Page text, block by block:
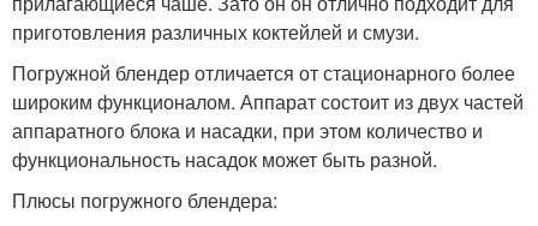
приготовления различных коктейлей и смузи.
Погружной блендер отличается от стационарного более
широким функционалом. Аппарат состоит из двух частей
аппаратного блока и насадки, при этом количество и
функциональность насадок может быть разной.
Плюсы погружного блендера: